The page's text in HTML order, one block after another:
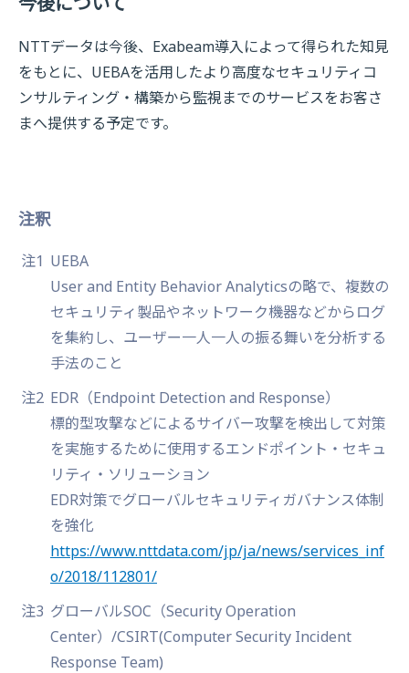
NTTデータは今後、Exabeam導入によって得られた知見
をもとに、UEBAを活用したより高度なセキュリティコ
ンサルティング・構築から監視までのサービスをお客さ
まへ提供する予定です。
注釈
注1 UEBA
User and Entity Behavior Analyticsの略で、複数の
セキュリティ製品やネットワーク機器などからログ
を集約し、ユーザー一人一人の振る舞いを分析する
手法のこと
注2 EDR（Endpoint Detection and Response）
標的型攻撃などによるサイバー攻撃を検出して対策
を実施するために使用するエンドポイント・セキュ
リティ・ソリューション
EDR対策でグローバルセキュリティガバナンス体制
を強化
https://www.nttdata.com/jp/ja/news/services_inf
o/2018/112801/
注3 グローバルSOC（Security Operation
Center）/CSIRT(Computer Security Incident
Response Team)